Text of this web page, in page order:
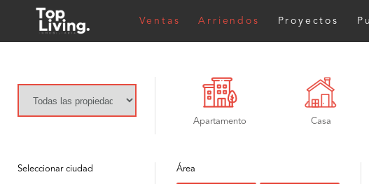
Ventas Arriendos Proyectos
Apartamento Casa
Seleccionar ciudad Área